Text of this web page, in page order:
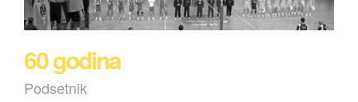
60 godina
Podsetnik